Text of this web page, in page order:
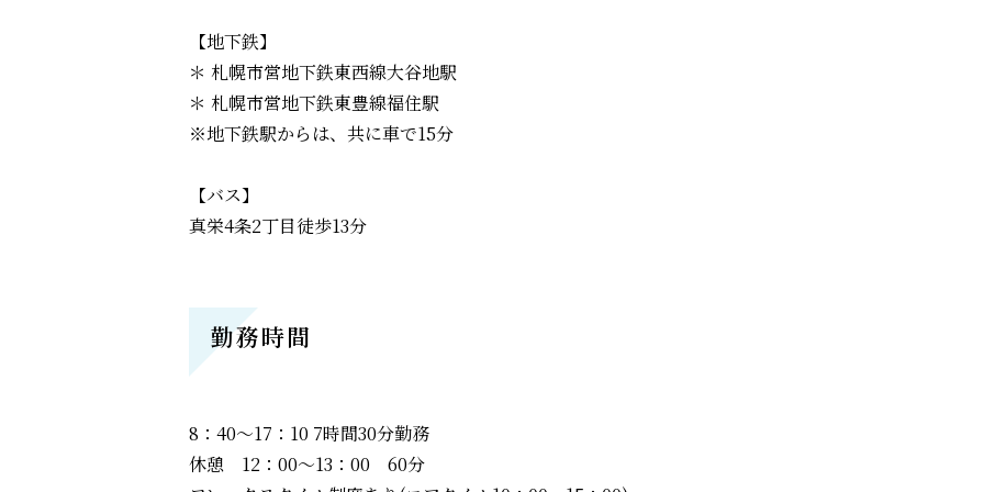
【地下鉄】
＊ 札幌市営地下鉄東西線大谷地駅
＊ 札幌市営地下鉄東豊線福住駅
※地下鉄駅からは、共に車で15分
【バス】
真栄4条2丁目徒歩13分
勤務時間
8：40～17：10 7時間30分勤務
休憩 12：00～13：00 60分